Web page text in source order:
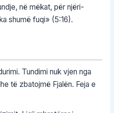
në mëkat, për njëri-
shumë fuqi» (5:16).
Tundimi nuk vjen nga
të zbatojmë Fjalën. Feja e